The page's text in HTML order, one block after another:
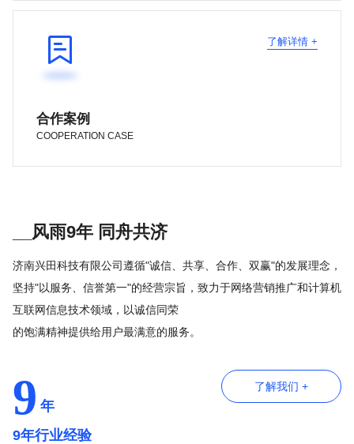

合作案例
COOPERATION CASE
了解详情 +
__风雨9年 同舟共济
济南兴田科技有限公司遵循"诚信、共享、合作、双赢"的发展理念，
坚持"以服务、信誉第一"的经营宗旨，致力于网络营销推广和计算机
互联网信息技术领域，以诚信同荣
的饱满精神提供给用户最满意的服务。
9 年
9年行业经验
了解我们 +